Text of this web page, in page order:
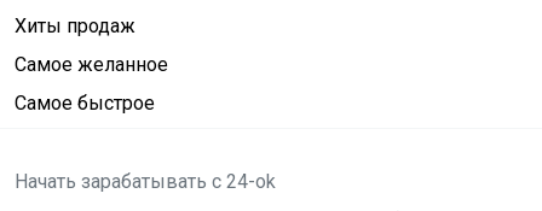
Хиты продаж
Самое желанное
Самое быстрое
Начать зарабатывать с 24-ok